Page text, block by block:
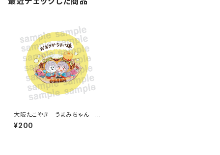
大阪たこやき うまみちゃん う
まえもん 缶バッジ
¥200